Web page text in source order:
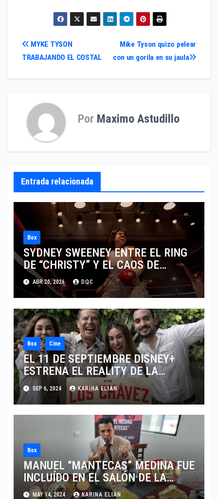
Navegación
Mike Tyson quizo pelear
con un gorila en su jaula
MYKE TYSON
TRABAJANDO EL COSTAL
Por Maximo Astudillo
Entrada relacionada
Box
SYDNEY SWEENEY ENTRE EL RING
DE “CHRISTY” Y EL CAOS DE
“EUPHORIA”
ABR 20, 2026 DOC
Box Cine
EL 11 DE SEPTIEMBRE DISNEY+
ESTRENA EL REALITY DE LA
LEYENDA DEL BOXEO MEXICANO
“LOS CHÁVEZ”
SEP 6, 2024 KARINA ELIAN
Box
MANUEL “MANTECAS” MEDINA FUE
INCLUÍDO EN EL SALÓN DE LA
FAMA DEL BOXEO
MAY 14, 2024 KARINA ELIAN